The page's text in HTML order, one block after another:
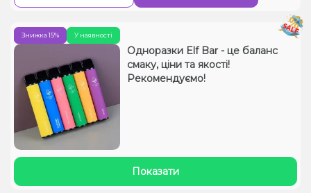
У наявності
Знижка 15%
Одноразки Elf Bar - це баланс
смаку, ціни та якості!
Рекомендуємо!
Показати